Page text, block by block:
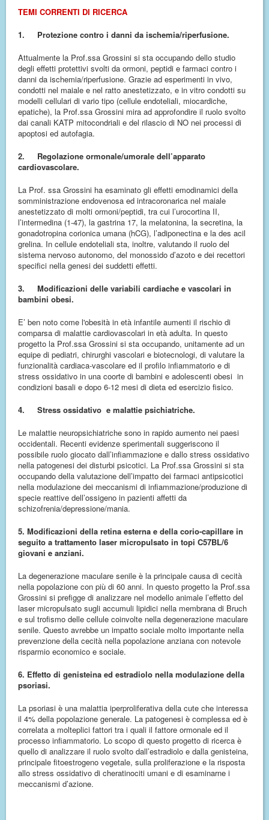
TEMI CORRENTI DI RICERCA
1.
Protezione contro i danni da ischemia/riperfusione.
Attualmente la Prof.ssa Grossini si sta occupando dello studio
degli effetti protettivi svolti da ormoni, peptidi e farmaci contro i
danni da ischemia/riperfusione. Grazie ad esperimenti in vivo,
condotti nel maiale e nel ratto anestetizzato, e in vitro condotti su
modelli cellulari di vario tipo (cellule endoteliali, miocardiche,
epatiche), la Prof.ssa Grossini mira ad approfondire il ruolo svolto
dai canali KATP mitocondriali e del rilascio di NO nei processi di
apoptosi ed autofagia.
2.
Regolazione ormonale/umorale dell’apparato
cardiovascolare.
La Prof. ssa Grossini ha esaminato gli effetti emodinamici della
somministrazione endovenosa ed intracoronarica nel maiale
anestetizzato di molti ormoni/peptidi, tra cui l’urocortina II,
l’intermedina (1-47), la gastrina 17, la melatonina, la secretina, la
gonadotropina corionica umana (hCG), l’adiponectina e la des acil
grelina. In cellule endoteliali sta, inoltre, valutando il ruolo del
sistema nervoso autonomo, del monossido d’azoto e dei recettori
specifici nella genesi dei suddetti effetti.
3.
Modificazioni delle variabili cardiache e vascolari in
bambini obesi.
E’ ben noto come l'obesità in età infantile aumenti il rischio di
comparsa di malattie cardiovascolari in età adulta. In questo
progetto la Prof.ssa Grossini si sta occupando, unitamente ad un
equipe di pediatri, chirurghi vascolari e biotecnologi, di valutare la
funzionalità cardiaca-vascolare ed il profilo infiammatorio e di
stress ossidativo in una coorte di bambini e adolescenti obesi in
condizioni basali e dopo 6-12 mesi di dieta ed esercizio fisico.
4.
Stress ossidativo e malattie psichiatriche.
Le malattie neuropsichiatriche sono in rapido aumento nei paesi
occidentali. Recenti evidenze sperimentali suggeriscono il
possibile ruolo giocato dall’infiammazione e dallo stress ossidativo
nella patogenesi dei disturbi psicotici. La Prof.ssa Grossini si sta
occupando della valutazione dell’impatto dei farmaci antipsicotici
nella modulazione dei meccanismi di infiammazione/produzione di
specie reattive dell’ossigeno in pazienti affetti da
schizofrenia/depressione/mania.
5. Modificazioni della retina esterna e della corio-capillare in
seguito a trattamento laser micropulsato in topi C57BL/6
giovani e anziani.
La degenerazione maculare senile è la principale causa di cecità
nella popolazione con più di 60 anni. In questo progetto la Prof.ssa
Grossini si prefigge di analizzare nel modello animale l’effetto del
laser micropulsato sugli accumuli lipidici nella membrana di Bruch
e sul trofismo delle cellule coinvolte nella degenerazione maculare
senile. Questo avrebbe un impatto sociale molto importante nella
prevenzione della cecità nella popolazione anziana con notevole
risparmio economico e sociale.
6. Effetto di genisteina ed estradiolo nella modulazione della
psoriasi.
La psoriasi è una malattia iperproliferativa della cute che interessa
il 4% della popolazione generale. La patogenesi è complessa ed è
correlata a molteplici fattori tra i quali il fattore ormonale ed il
processo infiammatorio. Lo scopo di questo progetto di ricerca è
quello di analizzare il ruolo svolto dall’estradiolo e dalla genisteina,
principale fitoestrogeno vegetale, sulla proliferazione e la risposta
allo stress ossidativo di cheratinociti umani e di esaminarne i
meccanismi d’azione.